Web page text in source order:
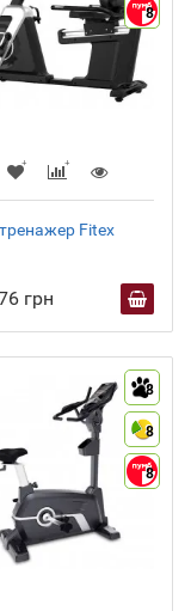
8
Fitex
грн
8
8
8